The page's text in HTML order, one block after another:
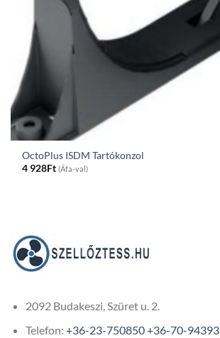
OctoPlus ISDM Tartókonzol
4 928Ft (Áfa-val)
2092 Budakeszi, Szüret u. 2.
Telefon: +36-23-750850+36-70-